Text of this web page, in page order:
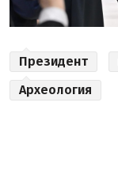
Президент
Археология